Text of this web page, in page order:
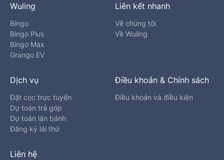
Wuling
Bingo
Bingo Plus
Bingo Max
Grango EV
Liên kết nhanh
Về chúng tôi
Về Wuling
Dịch vụ
Đặt cọc trực tuyến
Dự toán trả góp
Dự toán lăn bánh
Đăng ký lái thử
Điều khoản & Chính sách
Điều khoản và điều kiện
Liên hệ